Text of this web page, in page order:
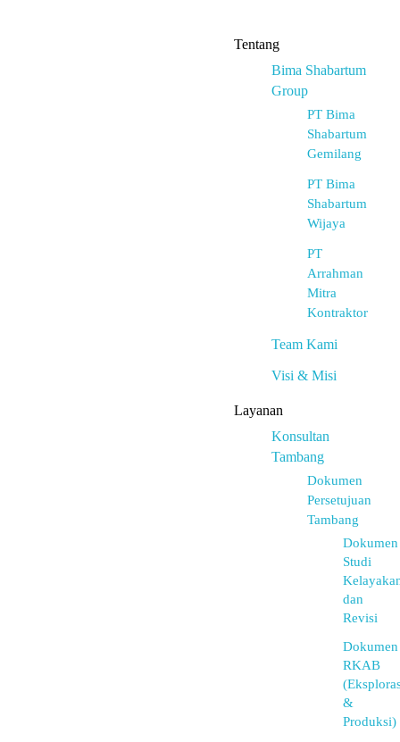
Tentang
Bima Shabartum
Group
PT Bima
Shabartum
Gemilang
PT Bima
Shabartum
Wijaya
PT
Arrahman
Mitra
Kontraktor
Team Kami
Visi & Misi
Layanan
Konsultan
Tambang
Dokumen
Persetujuan
Tambang
Dokumen
Studi
dan
Revisi
Dokumen
RKAB
&
Produksi)